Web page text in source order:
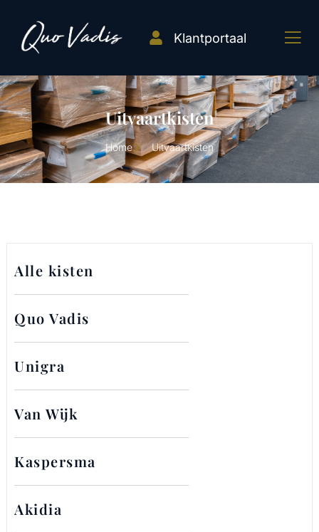
Klantportaal
Uitvaartkisten
Home Uitvaartkisten
Alle kisten
Quo Vadis
Unigra
Van Wijk
Kaspersma
Akidia